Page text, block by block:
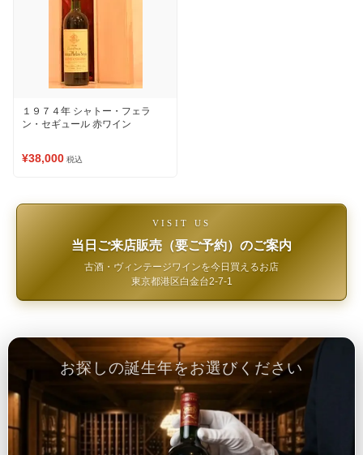
１９７４年 シャトー・フェラ
ン・セギュール 赤ワイン
¥38,000 税込
VISIT US
当日ご来店販売（要ご予約）のご案内
古酒・ヴィンテージワインを今日買えるお店
東京都港区白金台2-7-1
お探しの誕生年をお選びください